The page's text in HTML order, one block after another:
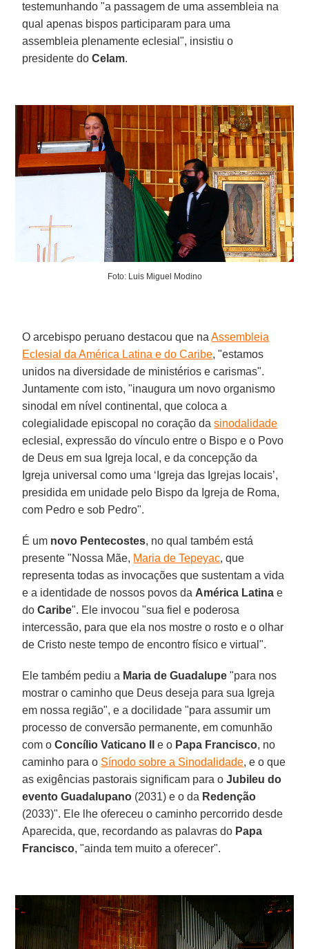
testemunhando "a passagem de uma assembleia na
qual apenas bispos participaram para uma
assembleia plenamente eclesial", insistiu o
presidente doCelam.
Foto: Luis Miguel Modino
O arcebispo peruano destacou que naAssembleia
Eclesial da América Latina e do Caribe, "estamos
unidos na diversidade de ministérios e carismas".
Juntamente com isto, "inaugura um novo organismo
sinodal em nível continental, que coloca a
colegialidade episcopal no coração dasinodalidade
eclesial, expressão do vínculo entre o Bispo e o Povo
de Deus em sua Igreja local, e da concepção da
Igreja universal como uma ‘Igreja das Igrejas locais’,
presidida em unidade pelo Bispo da Igreja de Roma,
com Pedro e sob Pedro".
É um novo Pentecostes, no qual também está
presente "Nossa Mãe, Maria de Tepeyac, que
representa todas as invocações que sustentam a vida
e a identidade de nossos povos da América Latina e
doCaribe". Ele invocou "sua fiel e poderosa
intercessão, para que ela nos mostre o rosto e o olhar
de Cristo neste tempo de encontro físico e virtual".
Ele também pediu a Maria de Guadalupe "para nos
mostrar o caminho que Deus deseja para sua Igreja
em nossa região", e a docilidade "para assumir um
processo de conversão permanente, em comunhão
com oConcílio Vaticano II e o Papa Francisco, no
caminho para o Sínodo sobre a Sinodalidade, e o que
as exigências pastorais significam para oJubileu do
evento Guadalupano (2031) e o da Redenção
(2033)". Ele lhe ofereceu o caminho percorrido desde
Aparecida, que, recordando as palavras do Papa
Francisco, "ainda tem muito a oferecer".